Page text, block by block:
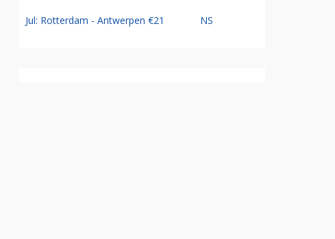
Jul: Rotterdam - Antwerpen €21 NS